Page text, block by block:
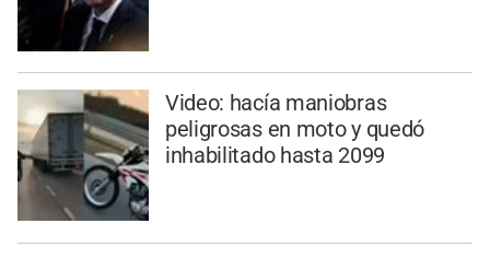
Video: hacía maniobras
peligrosas en moto y quedó
inhabilitado hasta 2099